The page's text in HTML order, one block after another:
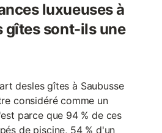
luxueuses à
gîtes sont-ils une
desles gîtes à Saubusse
considéré comme un
parce que 94 % de ces
de piscine, 54 % d'un